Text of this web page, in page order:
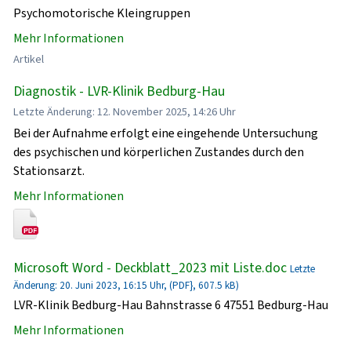
Psychomotorische Kleingruppen
Mehr Informationen
Artikel
Diagnostik - LVR-Klinik Bedburg-Hau
Letzte Änderung: 12. November 2025, 14:26 Uhr
Bei der Aufnahme erfolgt eine eingehende Untersuchung
des psychischen und körperlichen Zustandes durch den
Stationsarzt.
Mehr Informationen
Microsoft Word - Deckblatt_2023 mit Liste.doc Letzte
Änderung: 20. Juni 2023, 16:15 Uhr, (PDF}, 607.5 kB)
LVR-Klinik Bedburg-Hau Bahnstrasse 6 47551 Bedburg-Hau
Mehr Informationen